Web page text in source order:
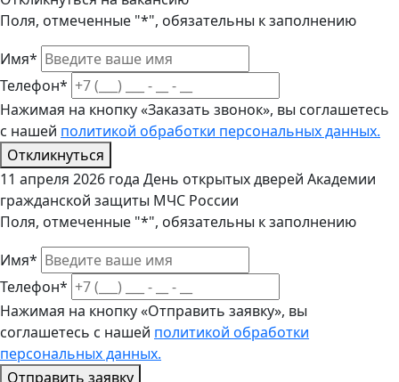
Поля, отмеченные "*", обязательны к заполнению
Имя*
Телефон*
Нажимая на кнопку «Заказать звонок», вы соглашетесь
с нашей политикой обработки персональных данных.
Откликнуться
11 апреля 2026 года День открытых дверей Академии
гражданской защиты МЧС России
Поля, отмеченные "*", обязательны к заполнению
Имя*
Телефон*
Нажимая на кнопку «Отправить заявку», вы
соглашетесь с нашей политикой обработки
персональных данных.
Отправить заявку